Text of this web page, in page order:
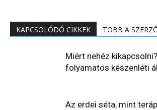
KAPCSOLÓDÓ CIKKEK TÖBB A
Miért nehéz
folyamatos készenléti
Az erdei séta, mint